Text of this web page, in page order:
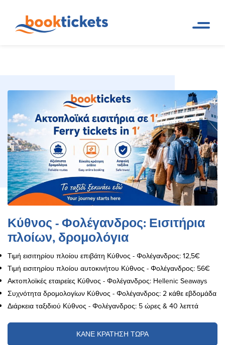
και εισιτήρια πλοίων
Κύθνος - Φολέγανδρος: Εισιτήρια
πλοίων, δρομολόγια
Τιμή εισιτηρίου πλοίου επιβάτη Κύθνος - Φολέγανδρος: 12,5€
Τιμή εισιτηρίου πλοίου αυτοκινήτου Κύθνος - Φολέγανδρος: 56€
Ακτοπλοϊκές εταιρείες Κύθνος - Φολέγανδρος: Hellenic Seaways
Συχνότητα δρομολογίων Κύθνος - Φολέγανδρος: 2 κάθε εβδομάδα
Διάρκεια ταξιδιού Κύθνος - Φολέγανδρος: 5 ώρες & 40 λεπτά
ΚΑΝΕ ΚΡΑΤΗΣΗ ΤΩΡΑ